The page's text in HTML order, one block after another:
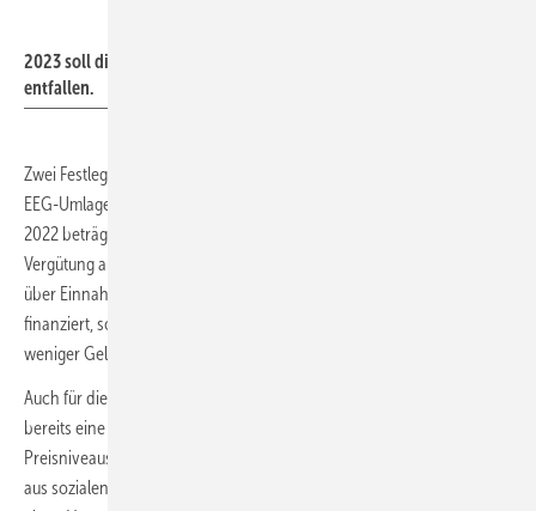
2023 soll die EEG-Umlage als Bestandteil des Strompreises
entfallen.
Zwei Festlegungen dazu gibt es bereits: Zum 1. Januar 2023 entfällt die
EEG-Umlage als bisheriger Bestandteil des Strompreises. Im Jahr
2022 beträgt sie 3,723 Ct/kWh (zzgl. MwSt.). Ab 2023 wird die EEG-
Vergütung allerdings neben einem Zuschuss aus dem Bundeshaushalt
über Einnahmen aus den Emissionshandelssystemen (BEHG und ETS)
finanziert, sodass dann im Energie- und Klimafonds (EKF) formal
weniger Geld für andere Maßnahmen zur Verfügung steht.
Auch für die
bereits eine mehrjährige Festlegung: „Angesichts des derzeitigen
Preisniveaus durch nicht CO
aus sozialen Gründen am bisherigen BEHG-Preispfad fest. Wir werden